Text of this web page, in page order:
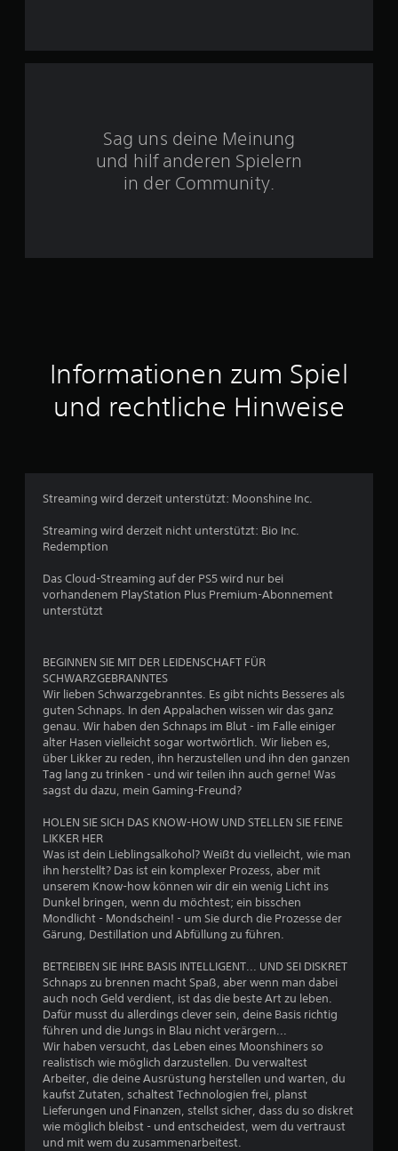
5
u
s
5
r
t
u
n
Sag uns deine Meinung
und hilf anderen Spielern
in der Community.
Informationen zum Spiel
und rechtliche Hinweise
Streaming wird derzeit unterstützt: Moonshine Inc.
Streaming wird derzeit nicht unterstützt: Bio Inc.
Redemption
Das Cloud-Streaming auf der PS5 wird nur bei
vorhandenem PlayStation Plus Premium-Abonnement
unterstützt
BEGINNEN SIE MIT DER LEIDENSCHAFT FÜR
SCHWARZGEBRANNTES
Wir lieben Schwarzgebranntes. Es gibt nichts Besseres als
guten Schnaps. In den Appalachen wissen wir das ganz
genau. Wir haben den Schnaps im Blut - im Falle einiger
alter Hasen vielleicht sogar wortwörtlich. Wir lieben es,
über Likker zu reden, ihn herzustellen und ihn den ganzen
Tag lang zu trinken - und wir teilen ihn auch gerne! Was
sagst du dazu, mein Gaming-Freund?
HOLEN SIE SICH DAS KNOW-HOW UND STELLEN SIE FEINE
LIKKER HER
Was ist dein Lieblingsalkohol? Weißt du vielleicht, wie man
ihn herstellt? Das ist ein komplexer Prozess, aber mit
unserem Know-how können wir dir ein wenig Licht ins
Dunkel bringen, wenn du möchtest; ein bisschen
Mondlicht - Mondschein! - um Sie durch die Prozesse der
Gärung, Destillation und Abfüllung zu führen.
BETREIBEN SIE IHRE BASIS INTELLIGENT... UND SEI DISKRET
Schnaps zu brennen macht Spaß, aber wenn man dabei
auch noch Geld verdient, ist das die beste Art zu leben.
Dafür musst du allerdings clever sein, deine Basis richtig
führen und die Jungs in Blau nicht verärgern...
Wir haben versucht, das Leben eines Moonshiners so
realistisch wie möglich darzustellen. Du verwaltest
Arbeiter, die deine Ausrüstung herstellen und warten, du
kaufst Zutaten, schaltest Technologien frei, planst
Lieferungen und Finanzen, stellst sicher, dass du so diskret
wie möglich bleibst - und entscheidest, wem du vertraust
und mit wem du zusammenarbeitest.